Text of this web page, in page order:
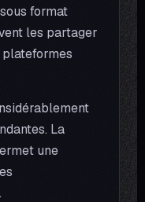
format
les partager
La
une